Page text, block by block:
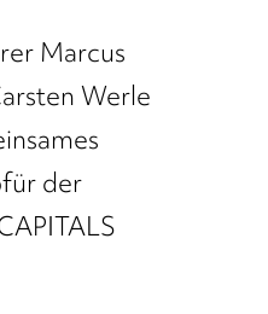
Marcus
Werle
der